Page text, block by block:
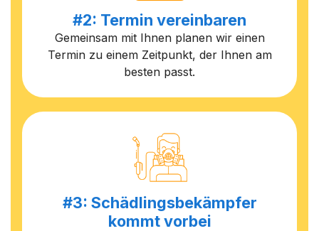
#2: Termin vereinbaren
Gemeinsam mit Ihnen planen wir einen
Termin zu einem Zeitpunkt, der Ihnen am
besten passt.
#3: Schädlingsbekämpfer
kommt vorbei